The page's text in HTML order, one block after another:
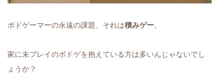
ボドゲーマーの永遠の課題、それは積みゲー。
家に未プレイのボドゲを抱えている方は多いんじゃないでし
ょうか？